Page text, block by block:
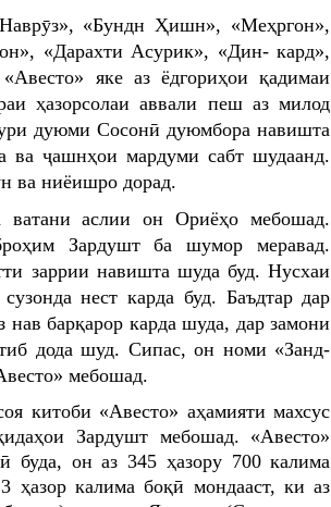
«Бундн Ҳишн», «Меҳргон»,
«Дарахти Асурик», «Дин- кард»,
яке аз ёдгориҳои қадимаи
ҳазорсолаи аввали пеш аз милод
дуюми Сосонӣ дуюмбора навишта
ва ҷашнҳои мардуми сабт шудаанд.
ва ниёишро дорад.
аслии он Ориёҳо мебошад.
Зардушт ба шумор меравад.
заррии навишта шуда буд. Нусхаи
нест карда буд. Баъдтар дар
барқарор карда шуда, дар замони
дода шуд. Сипас, он номи «Занд-
мебошад.
китоби «Авесто» аҳамияти махсус
Зардушт мебошад. «Авесто»
буда, он аз 345 ҳазору 700 калима
ҳазор калима боқӣ мондааст, ки аз